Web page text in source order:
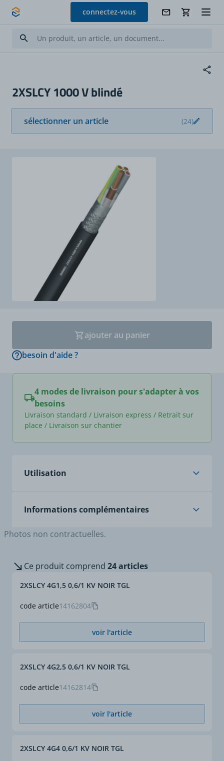
Allez au contenu
connectez-vous
isolés XLPE 90°C, faiblement capacitif
Utilisation
conformes à la CEM.
Câblage d'équipements
électroniques dans les
Installation
En locaux secs, humides
l'extérieur.
L'utilisation en liaison
effort de traction et sans
guidage forcé.
Informations complémentaires
Norme
Photos non contractuelles.
2XSLCY 1000 V blindé
sélectionner un article (24)
ajouter au panier
besoin d'aide ?
4 modes de livraison pour s'adapter à vos
besoins
Livraison standard / Livraison express / Retrait sur
place / Livraison sur chantier
Ce produit comprend 24 articles
code article14162804
2XSLCY 4G1,5 0,6/1 KV NOIR TGL
voir l'article
code article14162814
2XSLCY 4G2,5 0,6/1 KV NOIR TGL
voir l'article
2XSLCY 4G4 0,6/1 KV NOIR TGL